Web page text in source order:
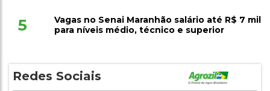
5
Vagas no Senai Maranhão salário até R$ 7 mil
para níveis médio, técnico e superior
Redes Sociais